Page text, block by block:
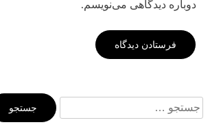
دوباره دیدگاهی می‌نویسم.
جستجو
برای: